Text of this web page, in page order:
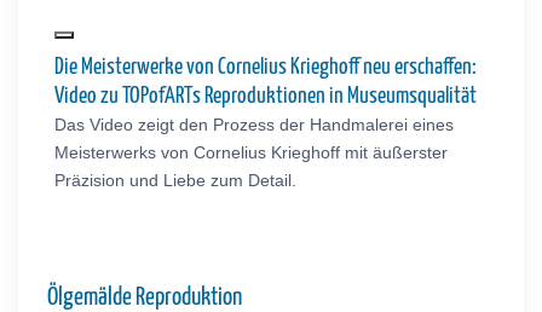
Die Meisterwerke von Cornelius Krieghoff neu erschaffen:
Video zu TOPofARTs Reproduktionen in Museumsqualität
Das Video zeigt den Prozess der Handmalerei eines
Meisterwerks von Cornelius Krieghoff mit äußerster
Präzision und Liebe zum Detail.
Ölgemälde Reproduktion